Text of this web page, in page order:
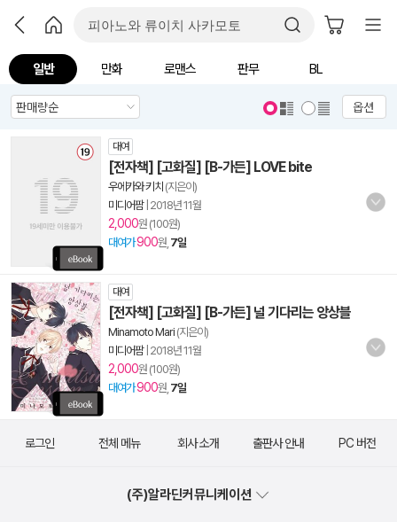
일반 만화 로맨스 판무 BL
옵션
대여
[전자책] [고화질] [B-가든] LOVE bite
우에카와 키치 (지은이)
미디어팜| 2018년 11월
2,000원 (100원)
대여가900원, 7일
대여
[전자책] [고화질] [B-가든] 널 기다리는 앙상블
Minamoto Mari (지은이)
미디어팜| 2018년 11월
2,000원 (100원)
대여가900원, 7일
로그인 전체 메뉴 회사 소개 출판사 안내 PC 버전
(주)알라딘커뮤니케이션